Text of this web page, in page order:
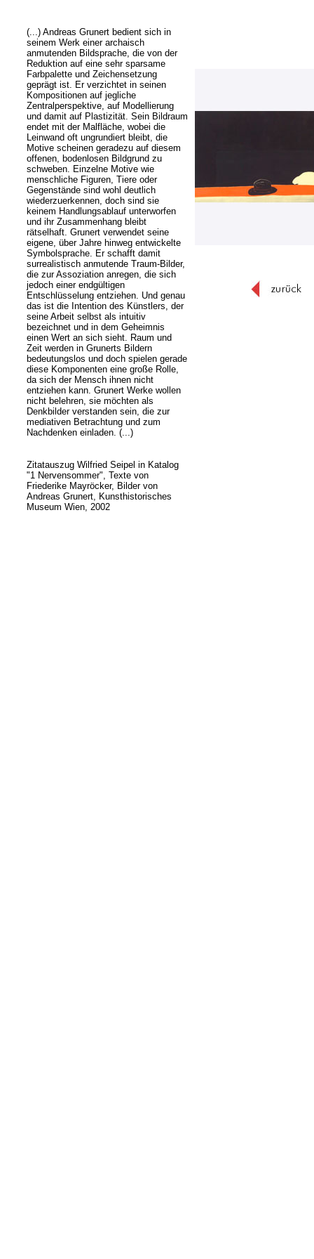
(...) Andreas Grunert bedient sich in
seinem Werk einer archaisch
anmutenden Bildsprache, die von der
Reduktion auf eine sehr sparsame
Farbpalette und Zeichensetzung
geprägt ist. Er verzichtet in seinen
Kompositionen auf jegliche
Zentralperspektive, auf Modellierung
und damit auf Plastizität. Sein Bildraum
endet mit der Malfläche, wobei die
Leinwand oft ungrundiert bleibt, die
Motive scheinen geradezu auf diesem
offenen, bodenlosen Bildgrund zu
schweben. Einzelne Motive wie
menschliche Figuren, Tiere oder
Gegenstände sind wohl deutlich
wiederzuerkennen, doch sind sie
keinem Handlungsablauf unterworfen
und ihr Zusammenhang bleibt
rätselhaft. Grunert verwendet seine
eigene, über Jahre hinweg entwickelte
Symbolsprache. Er schafft damit
surrealistisch anmutende Traum-Bilder,
die zur Assoziation anregen, die sich
jedoch einer endgültigen
Entschlüsselung entziehen. Und genau
das ist die Intention des Künstlers, der
seine Arbeit selbst als intuitiv
bezeichnet und in dem Geheimnis
einen Wert an sich sieht. Raum und
Zeit werden in Grunerts Bildern
bedeutungslos und doch spielen gerade
diese Komponenten eine große Rolle,
da sich der Mensch ihnen nicht
entziehen kann. Grunert Werke wollen
nicht belehren, sie möchten als
Denkbilder verstanden sein, die zur
mediativen Betrachtung und zum
Nachdenken einladen. (...)
Zitatauszug Wilfried Seipel in Katalog
"1 Nervensommer", Texte von
Friederike Mayröcker, Bilder von
Andreas Grunert, Kunsthistorisches
Museum Wien, 2002